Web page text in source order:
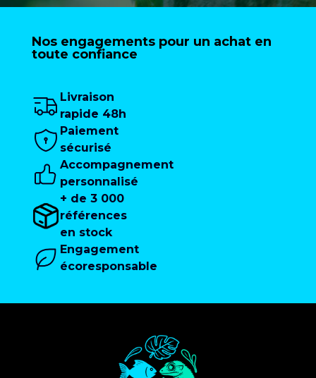
Nos engagements pour un achat en
toute confiance
Livraison
rapide 48h
Paiement
sécurisé
Accompagnement
personnalisé
+ de 3 000
références
en stock
Engagement
écoresponsable